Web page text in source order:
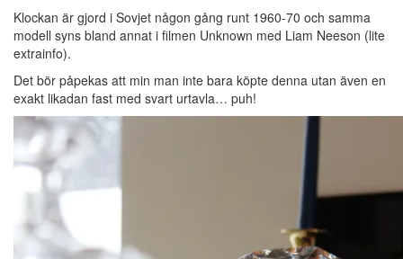
Klockan är gjord i Sovjet någon gång runt 1960-70 och samma
modell syns bland annat i filmen Unknown med Liam Neeson (lite
extrainfo).
Det bör påpekas att min man inte bara köpte denna utan även en
exakt likadan fast med svart urtavla… puh!